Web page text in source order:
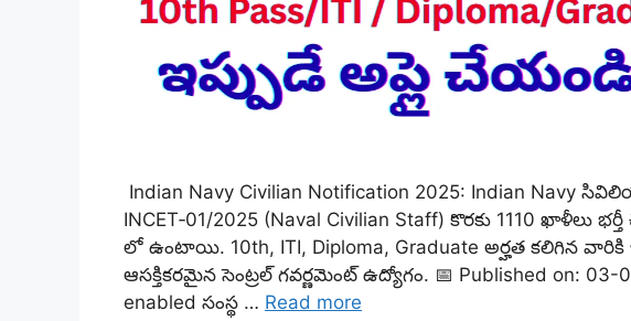
Indian Navy Civilian Notification 2025: Indian Navy
INCET‑01/2025 (Naval Civilian Staff) కొరకు 1110 ఖాళీలు
లో ఉంటాయి. 10th, ITI, Diploma, Graduate అర్హత కలిగిన
ఆసక్తికరమైన సెంట్రల్ గవర్ణమెంట్ ఉద్యోగం. 📅 Published on: 03-
enabled సంస్థ … Read more